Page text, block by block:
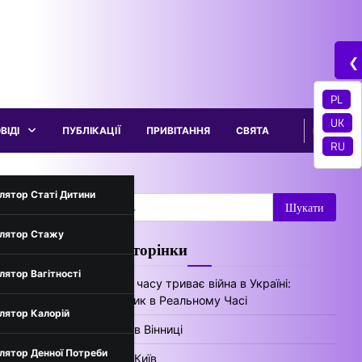
Статі Дитини
Стажу
Вагітності
Калорій
Денної Потреби
України
ПУБЛІКАЦІЇ ПРИВІТАННЯ СВЯТА
Пошук:
Цікаві сторінки
Скільки часу триває війна в Україні:
Лічильник в Реальному Часі
Погода в Вінниці
Погода Київ
❮
PL
UK
RU